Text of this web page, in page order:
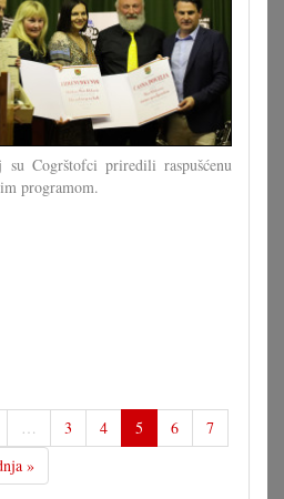
Cogrštofci priredili raspušćenu
programom.
… 3 4 5 6
7
»